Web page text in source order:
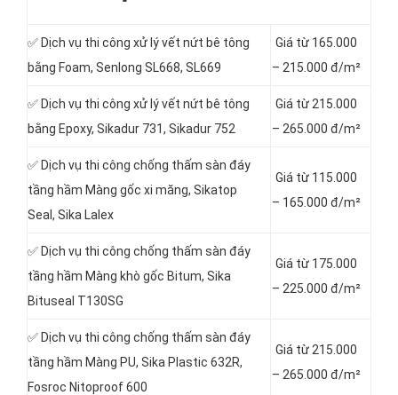
✅ Dịch vụ thi công xử lý vết nứt bê tông
bằng Foam, Senlong SL668, SL669
Giá từ 165.000
– 215.000 đ/m²
✅ Dịch vụ thi công xử lý vết nứt bê tông
bằng Epoxy, Sikadur 731, Sikadur 752
Giá từ 215.000
– 265.000 đ/m²
✅ Dịch vụ thi công chống thấm sàn đáy
tầng hầm Màng gốc xi măng, Sikatop
Seal, Sika Lalex
Giá từ 115.000
– 165.000 đ/m²
✅ Dịch vụ thi công chống thấm sàn đáy
tầng hầm Màng khò gốc Bitum, Sika
Bituseal T130SG
Giá từ 175.000
– 225.000 đ/m²
✅ Dịch vụ thi công chống thấm sàn đáy
tầng hầm Màng PU, Sika Plastic 632R,
Fosroc Nitoproof 600
Giá từ 215.000
– 265.000 đ/m²